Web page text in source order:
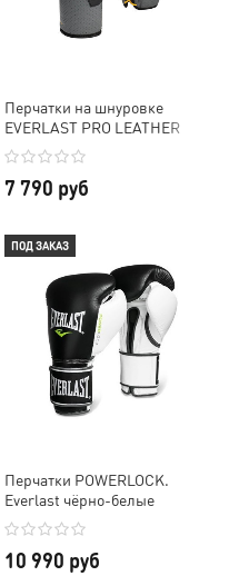
Перчатки на шнуровке
EVERLAST PRO LEATHER
LACED
7 790 руб
ПОД ЗАКАЗ
Перчатки POWERLOCK.
Everlast чёрно-белые
10 990 руб